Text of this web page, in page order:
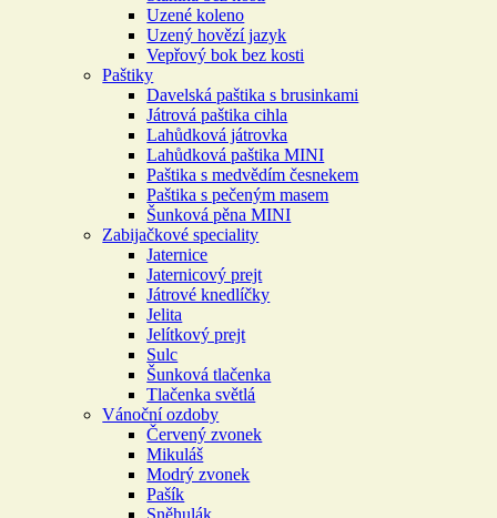
Uzené koleno
Uzený hovězí jazyk
Vepřový bok bez kosti
Paštiky
Davelská paštika s brusinkami
Játrová paštika cihla
Lahůdková játrovka
Lahůdková paštika MINI
Paštika s medvědím česnekem
Paštika s pečeným masem
Šunková pěna MINI
Zabijačkové speciality
Jaternice
Jaternicový prejt
Játrové knedlíčky
Jelita
Jelítkový prejt
Sulc
Šunková tlačenka
Tlačenka světlá
Vánoční ozdoby
Červený zvonek
Mikuláš
Modrý zvonek
Pašík